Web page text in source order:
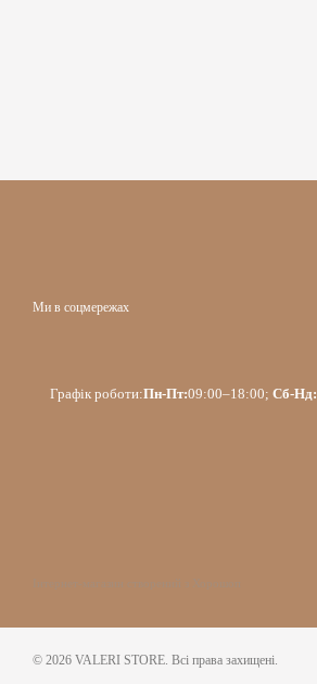
Ми в соцмережах
Графік роботи:Пн-Пт:09:00–18:00; Сб-Нд:
© 2026 VALERI STORE. Всі права захищені.